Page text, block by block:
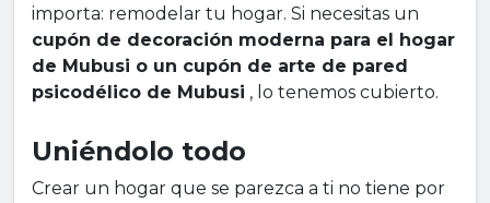
importa: remodelar tu hogar. Si necesitas un
cupón de decoración moderna para el hogar
de Mubusi o un cupón de arte de pared
psicodélico de Mubusi , lo tenemos cubierto.
Uniéndolo todo
Crear un hogar que se parezca a ti no tiene por